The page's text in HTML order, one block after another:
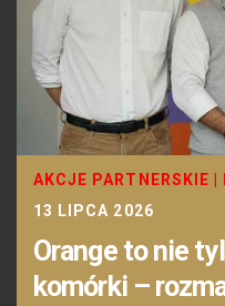
AKCJE PARTNERSKIE
13 LIPCA 2026
Orange to nie
komórki –